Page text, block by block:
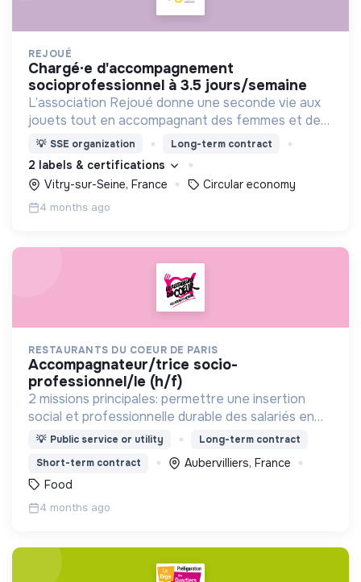
REJOUÉ
chargé·e d'accompagnement
socioprofessionnel à 3.5 jours/semaine
L’association Rejoué donne une seconde vie aux
jouets tout en accompagnant des femmes et des
hommes vers l’emploi durable et l’inclusion sociale.
💡 SSE organization Long-term contract
2 labels & certifications
Vitry-sur-Seine, France
Circular economy
4 months ago
RESTAURANTS DU COEUR DE PARIS
accompagnateur/trice socio-
professionnel/le (h/f)
2 missions principales: permettre une insertion
social et professionnelle durable des salariés en
insertion et assurer la préparation et la livraison de
2600 repas par jour dans Paris.
💡 Public service or utility
Long-term contract
Short-term contract
Aubervilliers, France
Food
4 months ago